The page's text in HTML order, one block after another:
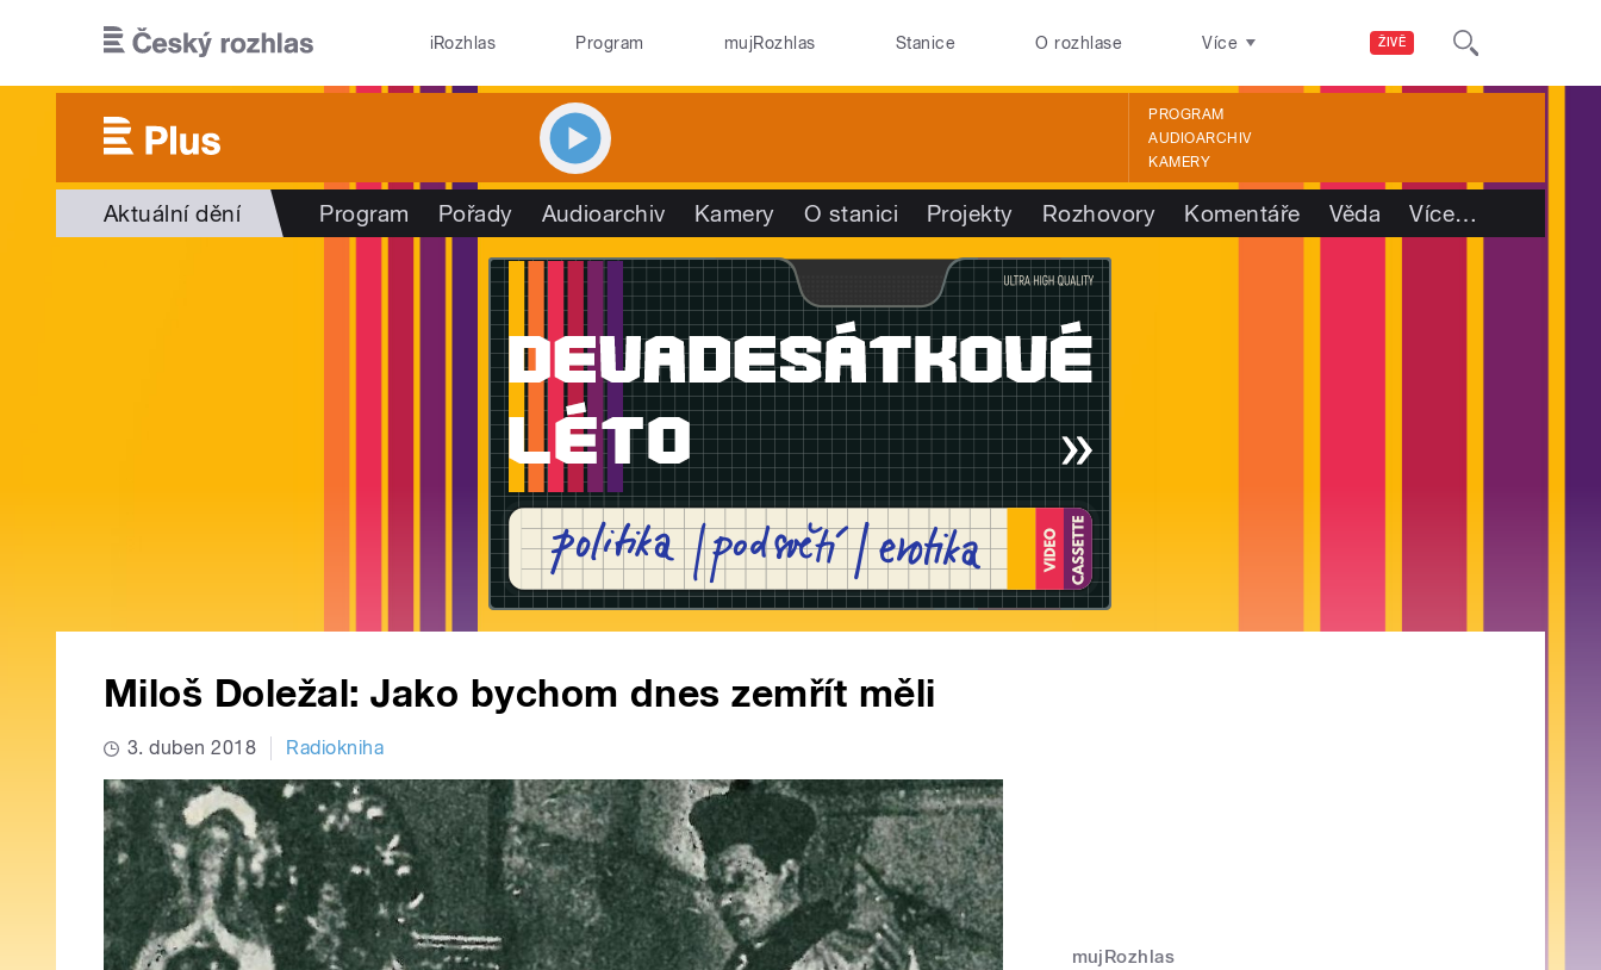
ŽIVĚ
iRozhlas Program mujRozhlas Stanice O rozhlase Více
PROGRAM
AUDIOARCHIV
KAMERY
Aktuální dění Program Pořady Audioarchiv Kamery O stanici Projekty Rozhovory Komentáře Věda Více…
Miloš Doležal: Jako bychom dnes zemřít měli
3. duben 2018 Radiokniha
mujRozhlas